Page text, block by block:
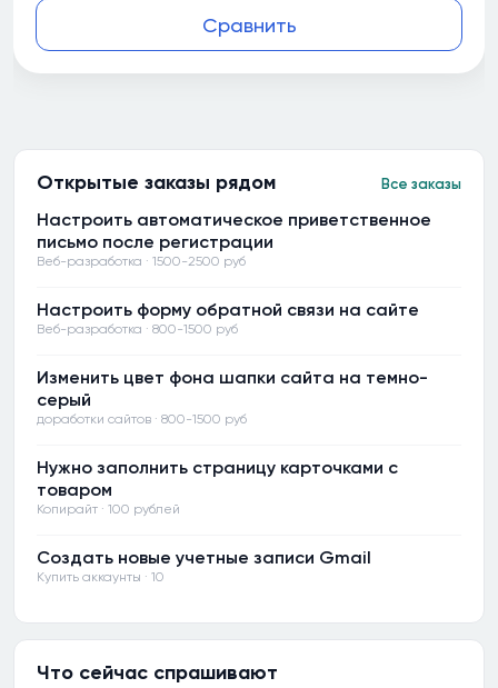
Сравнить
Открытые заказы рядом Все заказы
Настроить автоматическое приветственное
письмо после регистрации
Веб-разработка · 1500-2500 руб
Настроить форму обратной связи на сайте
Веб-разработка · 800-1500 руб
Изменить цвет фона шапки сайта на темно-
серый
доработки сайтов · 800-1500 руб
Нужно заполнить страницу карточками с
товаром
Копирайт · 100 рублей
Создать новые учетные записи Gmail
Купить аккаунты · 10
Что сейчас спрашивают